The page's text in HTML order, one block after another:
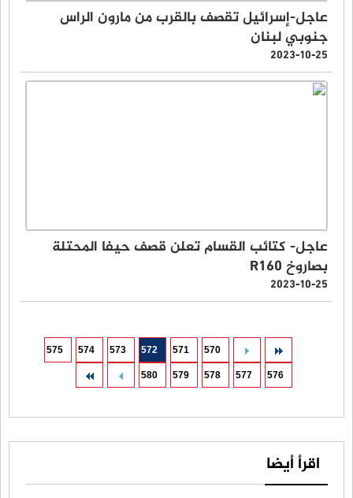
عاجل-إسرائيل تقصف بالقرب من مارون الراس
جنوبي لبنان
2023-10-25
عاجل- كتائب القسام تعلن قصف حيفا المحتلة
بصاروخ R160
2023-10-25
570
571
572
573
574
575
576
577
578
579
580
اقرأ أيضا